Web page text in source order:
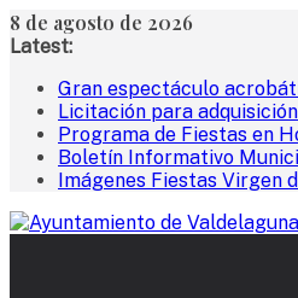
Saltar
al
8 de agosto de 2026
Latest:
Gran espectáculo
Licitación para
Programa de Fiestas en
Boletín Informativo
Imágenes Fiestas Virgen